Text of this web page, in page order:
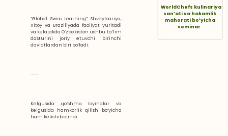
“Global Swiss Learning” Shveytsariya,
Xitoy va Braziliyada faoliyat yuritadi
va kelajakda O‘zbekiston ushbu ta’lim
dasturini joriy etuvchi birinchi
davlatlardan biri bo‘ladi.
——
Kelgusida qo‘shma loyihalar va
kelgusida hamkorlik qilish bo‘yicha
ham kelishib olindi
WorldChefs kulinariya
sanʼati va hakamlik
mahorati boʻyicha
seminar